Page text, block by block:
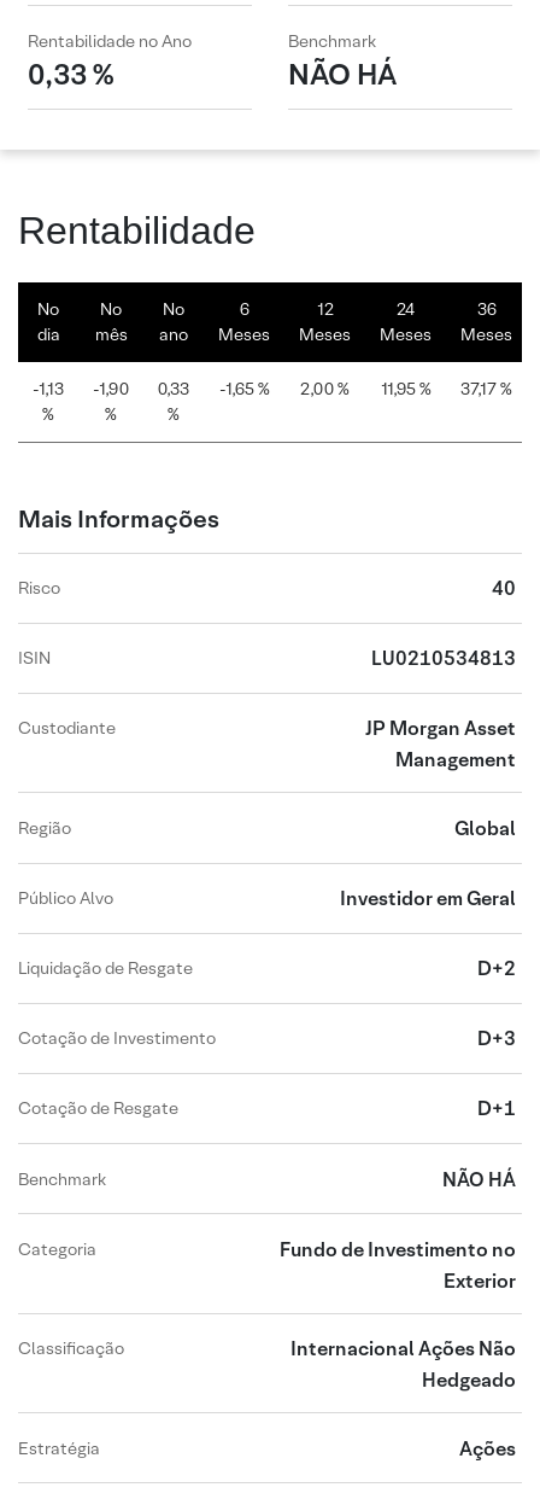
Rentabilidade no Ano
0,33 %
Benchmark
NÃO HÁ
Rentabilidade
No
dia
No
mês
No
ano
6
Meses
12
Meses
24
Meses
36
Meses
-1,13
%
-1,90
%
0,33
%
-1,65 % 2,00 % 11,95 % 37,17 %
Mais Informações
Risco 40
ISIN LU0210534813
Custodiante
JP Morgan Asset
Management
Região Global
Público Alvo Investidor em Geral
Liquidação de Resgate D+2
Cotação de Investimento D+3
Cotação de Resgate D+1
Benchmark NÃO HÁ
Categoria
Fundo de Investimento no
Exterior
Classificação
Internacional Ações Não
Hedgeado
Estratégia Ações